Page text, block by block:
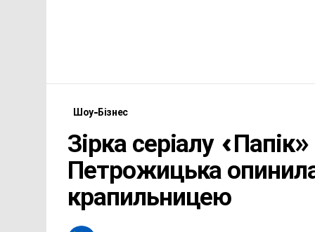
Шоу-Бізнес
Зірка серіалу
Петрожицька
крапильницею